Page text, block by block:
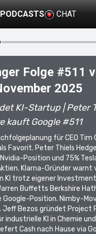
PODCASTS CHAT
Folge #511
2025
KI-Startup | Peter
kauft Google #511
für CEO Tim
Favorit. Peter Thiels
Position und 75%
Klarna-Gründer warnt
KI trotz eigener
Buffetts Berkshire
Position. Nimby-
Jeff Bezos gründet Project
industrielle KI in Chemie
Cash nach Hause via